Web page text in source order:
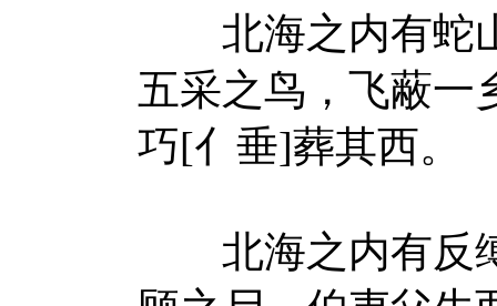
北海之内有蛇山
五采之鸟，飞蔽一
巧[亻垂]葬其西。
北海之内有反缚